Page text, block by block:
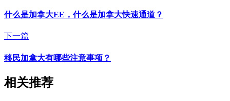
什么是加拿大EE，什么是加拿大快速通道？
下一篇
移民加拿大有哪些注意事项？
相关推荐